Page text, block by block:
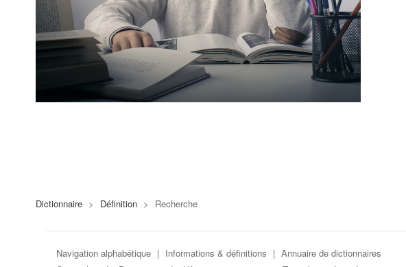
Dictionnaire > Définition > Recherche
Navigation alphabétique | Informations & définitions | Annuaire de dictionnaires